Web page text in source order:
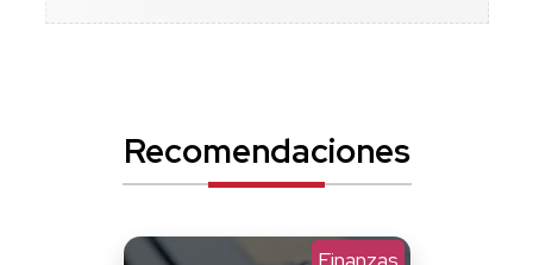
Recomendaciones
Finanzas